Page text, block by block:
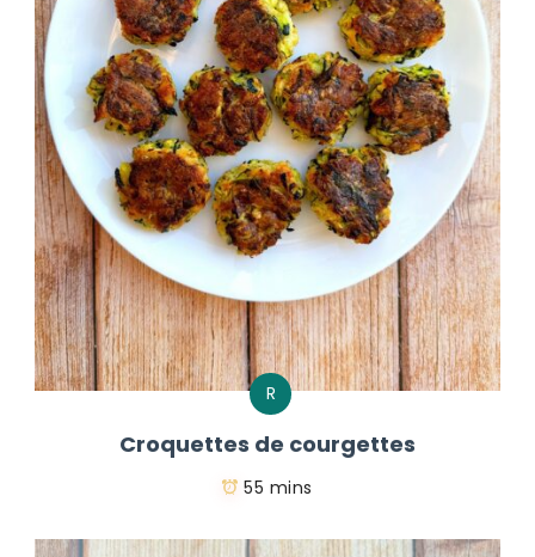
R
Croquettes de courgettes
55 mins